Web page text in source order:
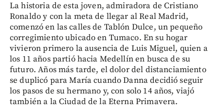
La historia de esta joven, admiradora de Cristiano
Ronaldo y con la meta de llegar al Real Madrid,
comenzó en las calles de Tablón Dulce, un pequeño
corregimiento ubicado en Tumaco. En su hogar
vivieron primero la ausencia de Luis Miguel, quien a
los 11 años partió hacia Medellín en busca de su
futuro. Años más tarde, el dolor del distanciamiento
se duplicó para María cuando Danna decidió seguir
los pasos de su hermano y, con solo 14 años, viajó
también a la Ciudad de la Eterna Primavera.